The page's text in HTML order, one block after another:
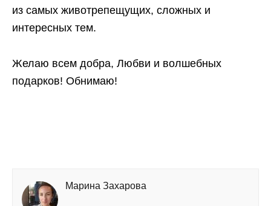
из самых животрепещущих, сложных и
интересных тем.
Желаю всем добра, Любви и волшебных
подарков! Обнимаю!
Марина Захарова